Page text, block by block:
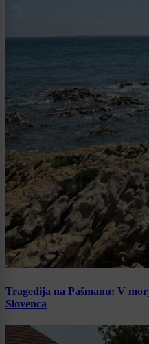
Tragedija na Pašmanu: V
Slovenca